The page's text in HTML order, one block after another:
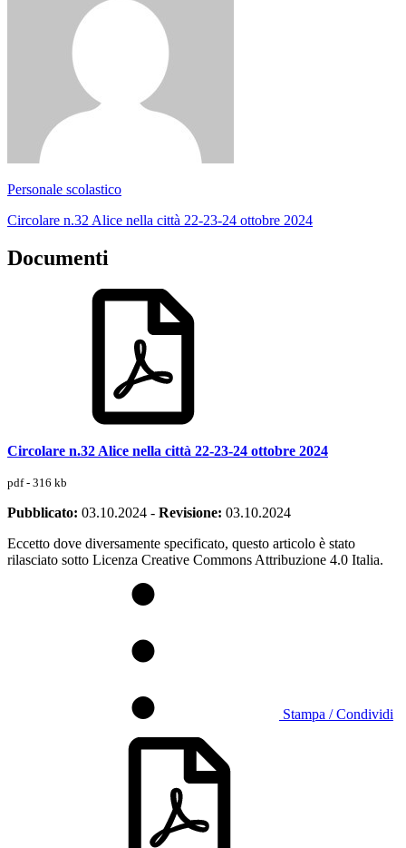
Personale scolastico
Circolare n.32 Alice nella città 22-23-24 ottobre 2024
Documenti
Circolare n.32 Alice nella città 22-23-24 ottobre 2024
pdf - 316 kb
Pubblicato: 03.10.2024 - Revisione: 03.10.2024
Eccetto dove diversamente specificato, questo articolo è stato
rilasciato sotto Licenza Creative Commons Attribuzione 4.0 Italia.
Stampa / Condividi